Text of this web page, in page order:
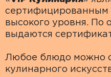
сертифицированным
высокого уровня. По
выдаются
Любое блюдо можно
кулинарного